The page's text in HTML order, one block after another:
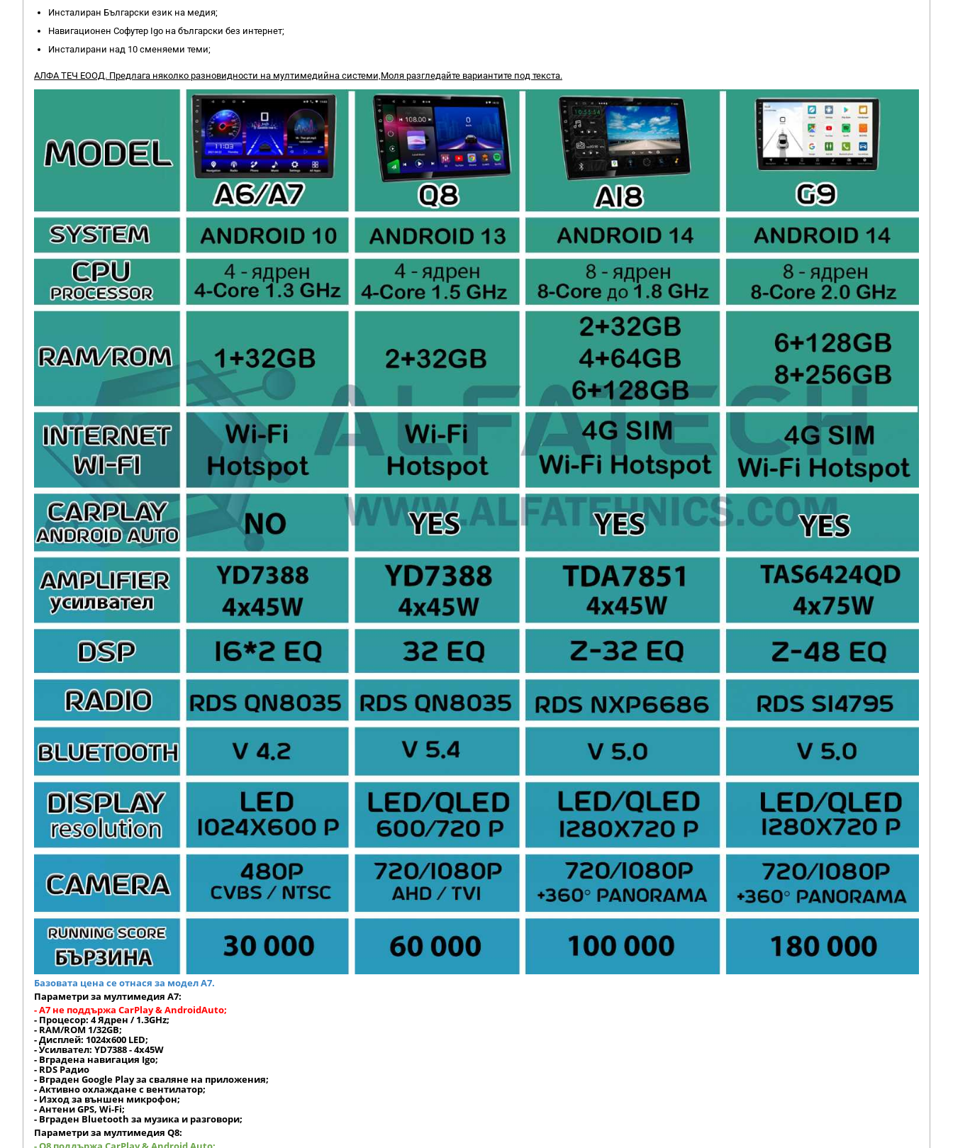
Инсталиран Български език на медия;
Навигационен Софутер Igo на български без интернет;
Инсталирани над 10 сменяеми теми;
АЛФА ТЕЧ ЕООД. Предлага няколко разновидности на мултимедийна системи,Моля разгледайте вариантите под текста.
Базовата цена се отнася за модел А7.
Параметри за мултимедия A7:
- A7 не поддържа CarPlay & AndroidAuto;
- Процесор: 4 Ядрен / 1.3GHz;
- RAM/ROM 1/32GB;
- Дисплей: 1024х600 LED;
- Усилвател: YD7388 - 4x45W
- Вградена навигация Igo;
- RDS Радио
- Вграден Google Play за сваляне на приложения;
- Активно охлаждане с вентилатор;
- Изход за външен микрофон;
- Антени GPS, Wi-Fi;
- Вграден Bluetooth за музика и разговори;
Параметри за мултимедия Q8: